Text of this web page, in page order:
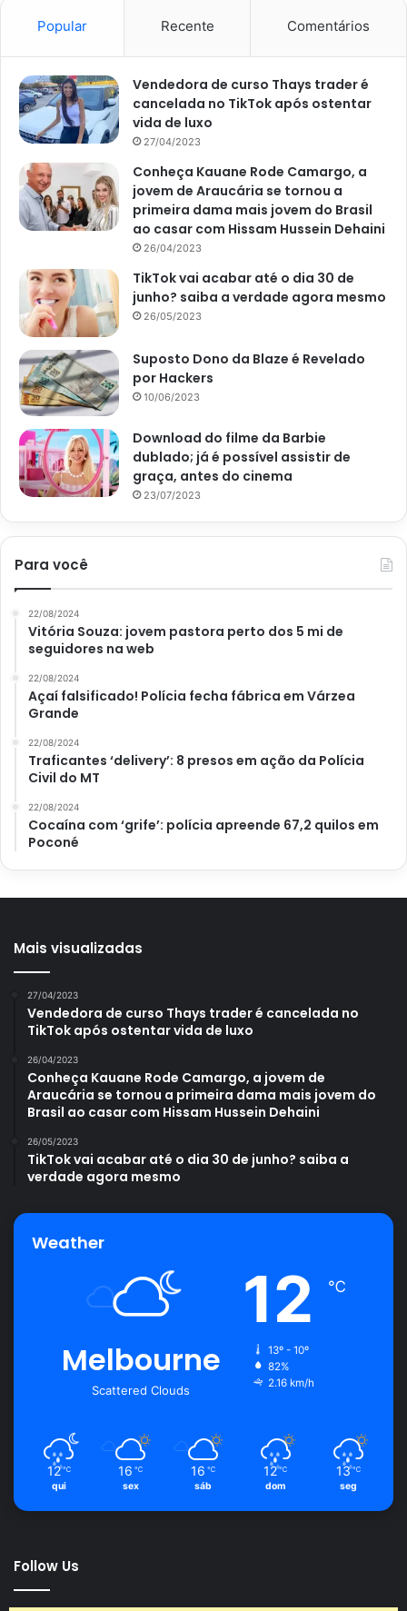
Invista na prevenção
manchados ou completamente amarelos é evitar a
contaminação da árvore, ou seja, apostar no controle da
proliferação do fungo. De acordo com João Mathias em
matéria para a revista
Globo Rural
, em 12 de novembro de
2018, podas de limpeza podem ser muito úteis no manejo
da doença.
Ao retirar galhos secos, doentes, quebrados ou mal
posicionados, formando um excesso de ramos na árvore,
você aumenta a ventilação da jabuticabeira, permitindo
interior da copa.
Dessa forma, um ambiente mais arejado representa uma
condição desfavorável para a multiplicação do fungo, o
que reduz a incidência da doença. Outrossim, remova
também os frutos ou outras estruturas que já estão
contaminadas, reduzindo a presença do patógeno.
doença invasora? Não deixe de cuidar de alguma
permaneça atento ao surgimento de outros micro-
organismos ou pragas. Uma frutífera tão esplendorosa
merece todos os cuidados possíveis.
Avalie este post post
doenças ferrugem
Popular Recente Comentários
Vendedora de curso Thays trader é
cancelada no TikTok após ostentar
vida de luxo
27/04/2023
Conheça Kauane Rode Camargo, a
jovem de Araucária se tornou a
primeira dama mais jovem do Brasil
ao casar com Hissam Hussein Dehaini
26/04/2023
TikTok vai acabar até o dia 30 de
junho? saiba a verdade agora mesmo
26/05/2023
Suposto Dono da Blaze é Revelado
por Hackers
10/06/2023
Download do filme da Barbie
dublado; já é possível assistir de
graça, antes do cinema
23/07/2023
Para você
22/08/2024
Vitória Souza: jovem pastora perto dos 5 mi de
seguidores na web
22/08/2024
Açaí falsificado! Polícia fecha fábrica em Várzea
Grande
22/08/2024
Traficantes ‘delivery’: 8 presos em ação da Polícia
Civil do MT
22/08/2024
Cocaína com ‘grife’: polícia apreende 67,2 quilos em
Poconé
Mais visualizadas
27/04/2023
Vendedora de curso Thays trader é cancelada no
TikTok após ostentar vida de luxo
26/04/2023
Conheça Kauane Rode Camargo, a jovem de
Araucária se tornou a primeira dama mais jovem do
Brasil ao casar com Hissam Hussein Dehaini
26/05/2023
TikTok vai acabar até o dia 30 de junho? saiba a
verdade agora mesmo
Weather
Melbourne
Scattered Clouds
12 ℃
13º - 10º
82%
2.16 km/h
12 ℃
qui
16 ℃
sex
16 ℃
sáb
12 ℃
dom
13 ℃
seg
Follow Us